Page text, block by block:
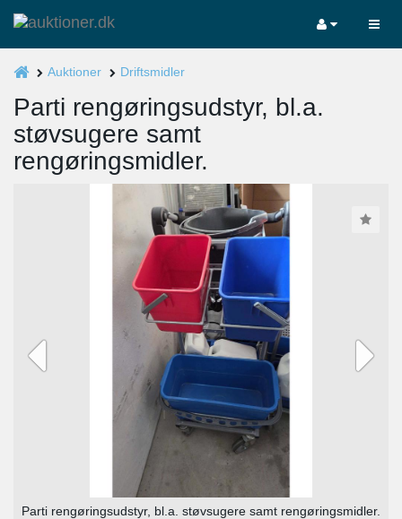
Auktioner Driftsmidler
Parti rengøringsudstyr, bl.a.
støvsugere samt
rengøringsmidler.
Parti rengøringsudstyr, bl.a. støvsugere samt rengøringsmidler.